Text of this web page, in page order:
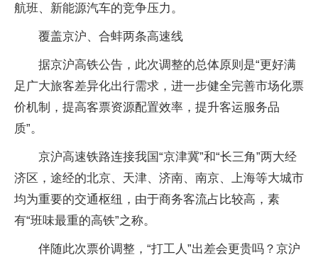
航班、新能源汽车的竞争压力。
覆盖京沪、合蚌两条高速线
据京沪高铁公告，此次调整的总体原则是“更好满
足广大旅客差异化出行需求，进一步健全完善市场化票
价机制，提高客票资源配置效率，提升客运服务品
质”。
京沪高速铁路连接我国“京津冀”和“长三角”两大经
济区，途经的北京、天津、济南、南京、上海等大城市
均为重要的交通枢纽，由于商务客流占比较高，素
有“班味最重的高铁”之称。
伴随此次票价调整，“打工人”出差会更贵吗？京沪